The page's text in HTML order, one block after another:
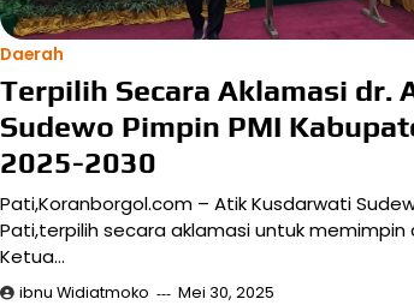
Daerah
Terpilih Secara Aklamasi dr.
Sudewo Pimpin PMI
2025-2030
Pati,Koranborgol.com – Atik Kusdarwati
Pati,terpilih secara aklamasi untuk
Ketua…
ibnu Widiatmoko Mei 30, 2025